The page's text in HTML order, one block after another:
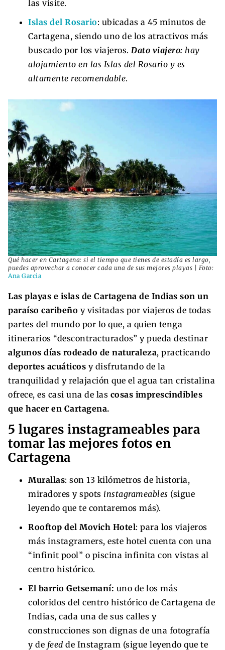
las visite.
Islas del Rosario: ubicadas a 45 minutos de
Cartagena, siendo uno de los atractivos más
buscado por los viajeros. Dato viajero: hay
alojamiento en las Islas del Rosario y es
altamente recomendable.
Qué hacer en Cartagena: si el tiempo que tienes de estadía es largo,
puedes aprovechar a conocer cada una de sus mejores playas | Foto:
Ana Garcia
Las playas e islas de Cartagena de Indias son un
paraíso caribeño y visitadas por viajeros de todas
partes del mundo por lo que, a quien tenga
itinerarios “descontracturados” y pueda destinar
algunos días rodeado de naturaleza, practicando
deportes acuáticos y disfrutando de la
tranquilidad y relajación que el agua tan cristalina
ofrece, es casi una de las cosas imprescindibles
que hacer en Cartagena.
5 lugares instagrameables para
tomar las mejores fotos en
Cartagena
Murallas: son 13 kilómetros de historia,
miradores y spots instagrameables (sigue
leyendo que te contaremos más).
Rooftop del Movich Hotel: para los viajeros
más instagramers, este hotel cuenta con una
“infinit pool” o piscina infinita con vistas al
centro histórico.
El barrio Getsemaní: uno de los más
coloridos del centro histórico de Cartagena de
Indias, cada una de sus calles y
construcciones son dignas de una fotografía
y de feed de Instagram (sigue leyendo que te